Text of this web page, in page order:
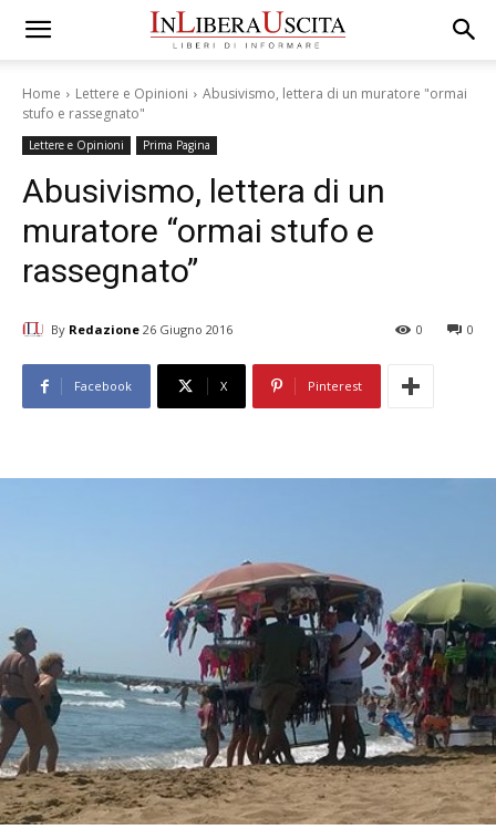
Home Lettere e Opinioni
Abusivismo, lettera di un muratore "ormai
stufo e rassegnato"
Lettere e Opinioni Prima Pagina
Abusivismo, lettera di un
muratore “ormai stufo e
rassegnato”
By Redazione 26 Giugno 2016 0
0
Facebook X Pinterest